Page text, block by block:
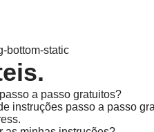
bottom-static
a passo gratuitos?
instruções passo a passo